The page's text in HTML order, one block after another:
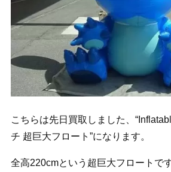
こちらは先日買取しました、
チ 超巨大フロート”になります。
全高220cmという超巨大フロートで